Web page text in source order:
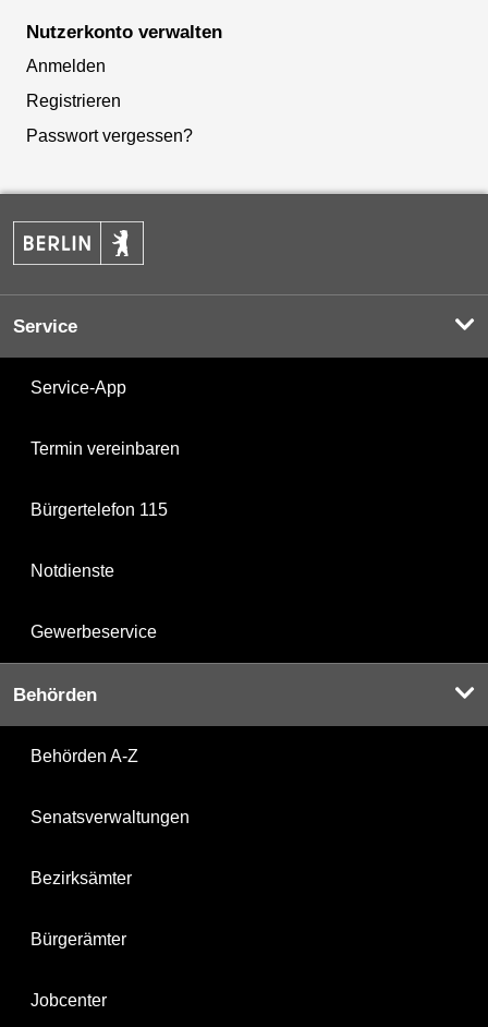
Nutzerkonto verwalten
Anmelden
Registrieren
Passwort vergessen?
Service
Service-App
Termin vereinbaren
Bürgertelefon 115
Notdienste
Gewerbeservice
Behörden
Behörden A-Z
Senatsverwaltungen
Bezirksämter
Bürgerämter
Jobcenter